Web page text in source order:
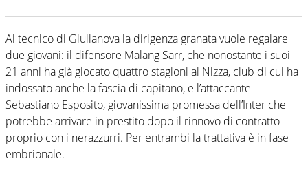
Al tecnico di Giulianova la dirigenza granata vuole regalare
due giovani: il difensore Malang Sarr, che nonostante i suoi
21 anni ha già giocato quattro stagioni al Nizza, club di cui ha
indossato anche la fascia di capitano, e l’attaccante
Sebastiano Esposito, giovanissima promessa dell’Inter che
potrebbe arrivare in prestito dopo il rinnovo di contratto
proprio con i nerazzurri. Per entrambi la trattativa è in fase
embrionale.